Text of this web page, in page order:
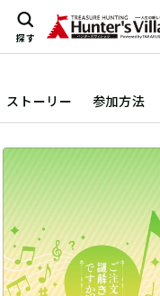
探す
ストーリー 参加方法